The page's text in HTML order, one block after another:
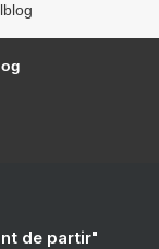
de partir"